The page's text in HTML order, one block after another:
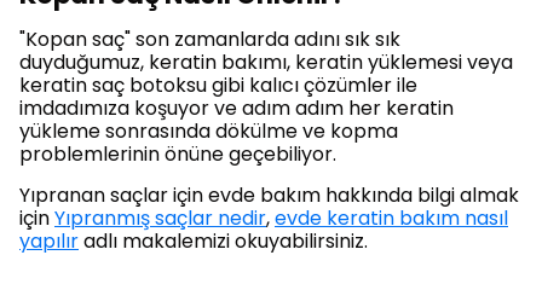
"Kopan saç" son zamanlarda adını sık sık
duyduğumuz, keratin bakımı, keratin yüklemesi veya
keratin saç botoksu gibi kalıcı çözümler ile
imdadımıza koşuyor ve adım adım her keratin
yükleme sonrasında dökülme ve kopma
problemlerinin önüne geçebiliyor.
Yıpranan saçlar için evde bakım hakkında bilgi almak
içinYıpranmış saçlar nedir,evde keratin bakım nasıl
yapılıradlı makalemizi okuyabilirsiniz.